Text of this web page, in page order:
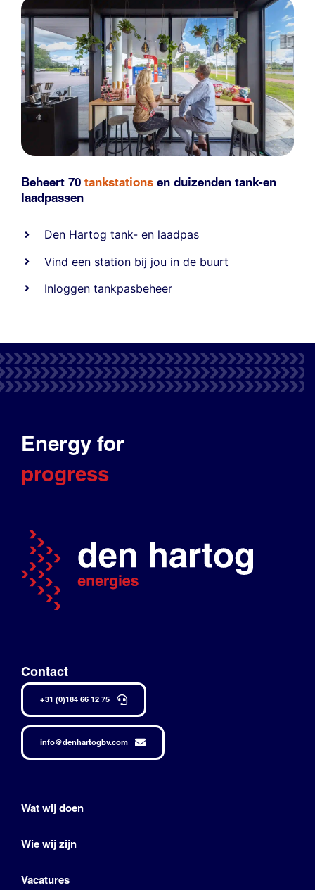
Beheert 70 tankstations en duizenden tank-en
laadpassen
Den Hartog tank- en laadpas
Vind een station bij jou in de buurt
Inloggen tankpasbeheer
Energy for
progress
Contact
+31 (0)184 66 12 75
info@denhartogbv.com
Wat wij doen
Wie wij zijn
Vacatures